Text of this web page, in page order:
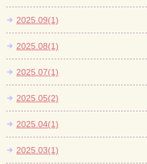
2025.09(1)
2025.08(1)
2025.07(1)
2025.05(2)
2025.04(1)
2025.03(1)